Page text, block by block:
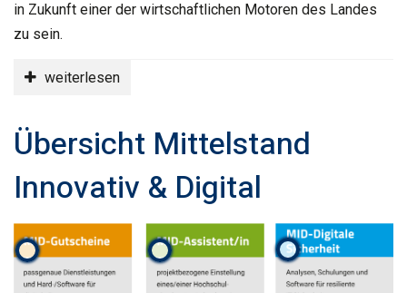
in Zukunft einer der wirtschaftlichen Motoren des Landes
zu sein.
weiterlesen
Übersicht Mittelstand
Innovativ & Digital